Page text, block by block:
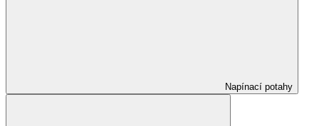
Napínací potahy